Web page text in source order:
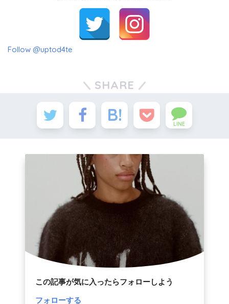
Follow @uptod4te
SHARE
LINE
この記事が気に入ったらフォローしよう
フォローする